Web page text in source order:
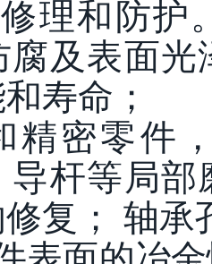
理和防护
腐及表面
寿命；
精密零件
杆等局
复； 轴承